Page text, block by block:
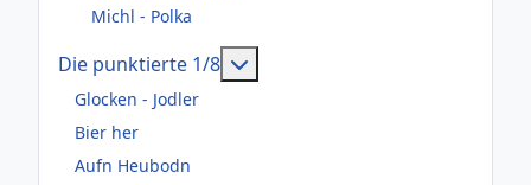
Michl - Polka
Die punktierte 1/8
Glocken - Jodler
Bier her
Aufn Heubodn